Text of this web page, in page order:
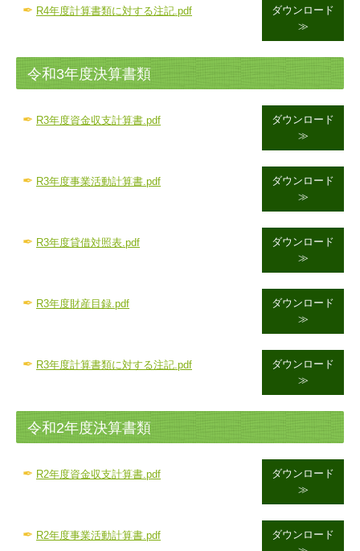
✒ R4年度計算書類に対する注記.pdf
≫
令和3年度決算書類
✒ R3年度資金収支計算書.pdf
≫
✒ R3年度事業活動計算書.pdf
≫
✒ R3年度貸借対照表.pdf
≫
✒ R3年度財産目録.pdf
≫
✒ R3年度計算書類に対する注記.pdf
≫
令和2年度決算書類
✒ R2年度資金収支計算書.pdf
≫
✒ R2年度事業活動計算書.pdf